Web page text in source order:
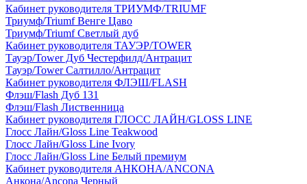
Кабинет руководителя ТРИУМФ/TRIUMF
Триумф/Triumf Венге Цаво
Триумф/Triumf Светлый дуб
Кабинет руководителя ТАУЭР/TOWER
Тауэр/Tower Дуб Честерфилд/Антрацит
Тауэр/Tower Салтилло/Антрацит
Кабинет руководителя ФЛЭШ/FLASH
Флэш/Flash Дуб 131
Флэш/Flash Лиственница
Кабинет руководителя ГЛОСС ЛАЙН/GLOSS LINE
Глосс Лайн/Gloss Line Teakwood
Глосс Лайн/Gloss Line Ivory
Глосс Лайн/Gloss Line Белый премиум
Кабинет руководителя АНКОНА/ANCONA
Анкона/Ancona Черный